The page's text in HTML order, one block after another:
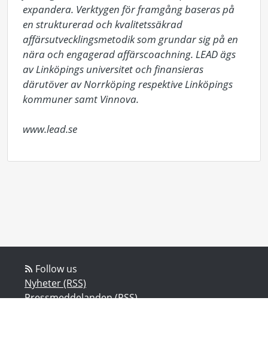
expandera. Verktygen för framgång baseras på
en strukturerad och kvalitetssäkrad
affärsutvecklingsmetodik som grundar sig på en
nära och engagerad affärscoachning. LEAD ägs
av Linköpings universitet och finansieras
därutöver av Norrköping respektive Linköpings
kommuner samt Vinnova.
www.lead.se
Follow us
Nyheter (RSS)
Pressmeddelanden (RSS)